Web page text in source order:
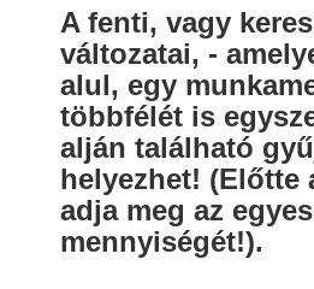
A fenti, vagy
változatai, -
alul, egy
többfélét is
alján található
helyezhet! (Előtte
adja meg az
mennyiségét!).